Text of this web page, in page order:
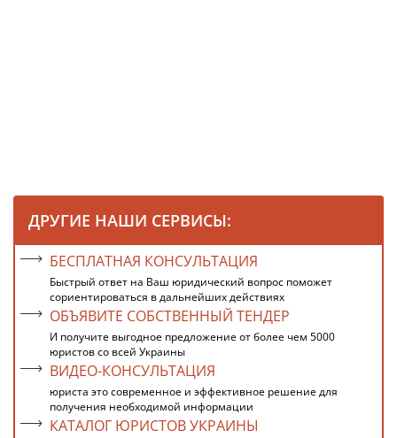
ДРУГИЕ НАШИ СЕРВИСЫ:
БЕСПЛАТНАЯ КОНСУЛЬТАЦИЯ
Быстрый ответ на Ваш юридический вопрос поможет
сориентироваться в дальнейших действиях
ОБЪЯВИТЕ СОБСТВЕННЫЙ ТЕНДЕР
И получите выгодное предложение от более чем 5000
юристов со всей Украины
ВИДЕО-КОНСУЛЬТАЦИЯ
юриста это современное и эффективное решение для
получения необходимой информации
КАТАЛОГ ЮРИСТОВ УКРАИНЫ